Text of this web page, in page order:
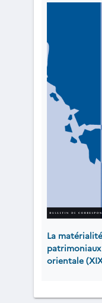
La
orientale